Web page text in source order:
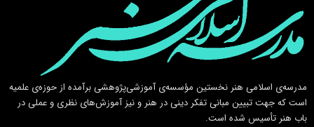
مدرسه‌ی اسلامى هنر نخستين مؤسسه‌ی آموزشى‌پژوهشى برآمده از حوزه‌ی علميه
است كه جهت تبيين مبانى تفكر دينى در هنر و نيز آموزش‌هاى نظرى و عملى در
باب هنر تأسيس شده است.